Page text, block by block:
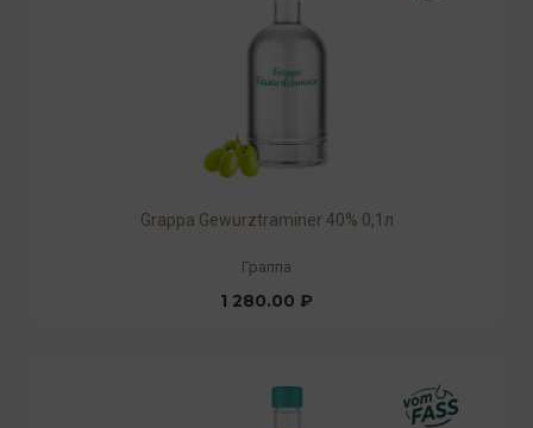
Grappa Gewurztraminer 40% 0,1л
Граппа
1 280.00 ₽